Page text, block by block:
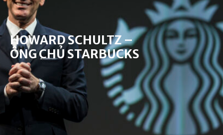
HOWARD SCHULTZ –
ÔNG CHỦ STARBUCKS